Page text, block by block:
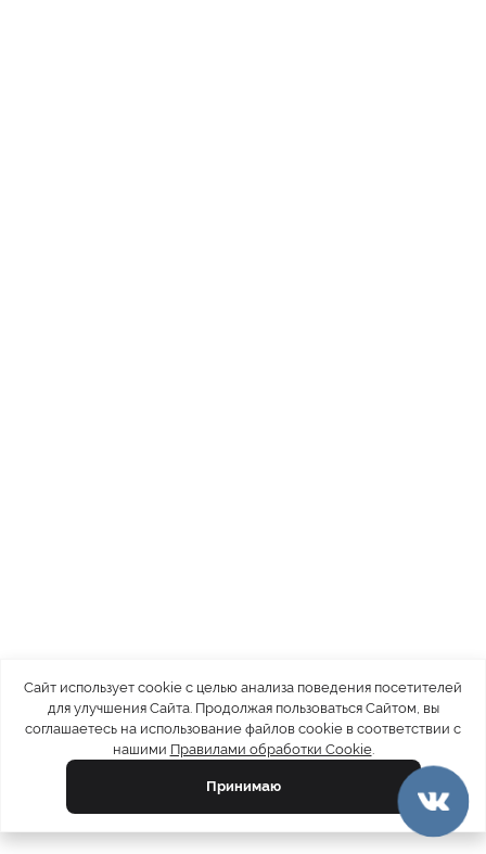
Сайт использует cookie с целью анализа поведения посетителей
для улучшения Сайта. Продолжая пользоваться Сайтом, вы
соглашаетесь на использование файлов cookie в соответствии с
нашими Правилами обработки Cookie.
Принимаю